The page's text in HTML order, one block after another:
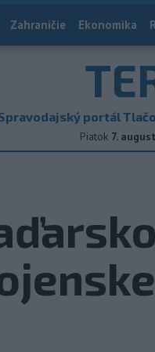
Zahraničie Ekonomika
portál
Piatok 7.